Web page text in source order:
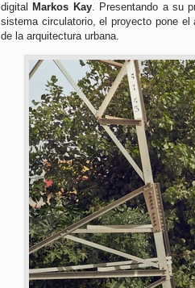
digital Markos Kay. Presentando a su
sistema circulatorio, el proyecto pone
de la arquitectura urbana.